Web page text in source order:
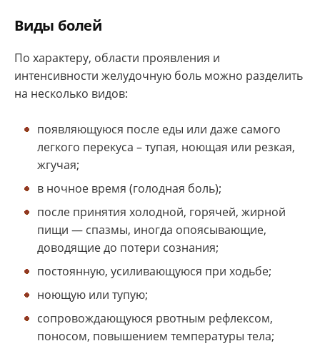
Виды болей
По характеру, области проявления и
интенсивности желудочную боль можно разделить
на несколько видов:
появляющуюся после еды или даже самого
легкого перекуса – тупая, ноющая или резкая,
жгучая;
в ночное время (голодная боль);
после принятия холодной, горячей, жирной
пищи — спазмы, иногда опоясывающие,
доводящие до потери сознания;
постоянную, усиливающуюся при ходьбе;
ноющую или тупую;
сопровождающуюся рвотным рефлексом,
поносом, повышением температуры тела;